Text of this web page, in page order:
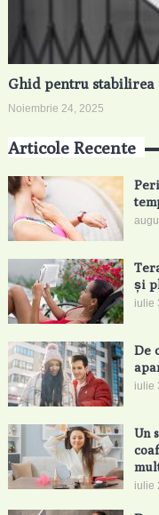
Ghid pentru stabilirea
Noiembrie 24, 2025
Articole Recente
și
iulie
De
iulie
Un
iulie